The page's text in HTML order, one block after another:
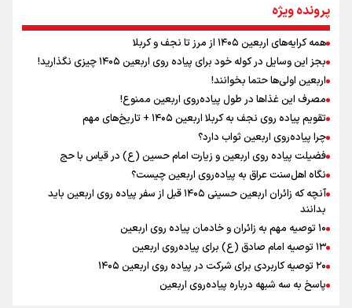
نگاه تمدنی رهبر شهید به فضای مجازی
رابطه کارگر و کارفرما در اندیشه رهبر شهید: از تضاد به
زوجیت
اینفو برنا / توصیه‌هایی طلایی برای پیاده روی اربعین
اینفو برنا / جدول کامل فاصله مرز شلمچه تا شهرهای زیارتی
عراق
پرونده ویژه
همه کرایه‌های اربعین ۱۴۰۵ از مرز تا نجف و کربلا
بجز این وسایل در کوله خود برای پیاده روی اربعین ۱۴۰۵ چیزی نگذارید!
اربعین اولی‌ها حتما بخوانند!
مصرف این غذاها در طول پیاده‌روی اربعین ممنوع!
تقویم پیاده روی نجف به کربلا اربعین ۱۴۰۵ + تاریخ‌های مهم
چرا پیاده‌روی اربعین ثواب دارد؟
فضیلت پیاده روی اربعین و زیارت امام حسین (ع) در قیاس با حج
نگاه اهل‌سنت عراق به پیاده‌روی اربعین چیست؟
آنچه که زائران اربعین حسینی ۱۴۰۵ قبل از سفر پیاده روی اربعین باید
بدانند
۱۰ توصیه مهم به زائران و خادمان پیاده روی اربعین
۱۳ توصیه امام صادق (ع) برای پیاده‌روی اربعین
۲۰ توصیه کاربردی برای شرکت در پیاده روی اربعین ۱۴۰۵
پاسخ به سه‌ شبهه درباره پیاده‌روی اربعین